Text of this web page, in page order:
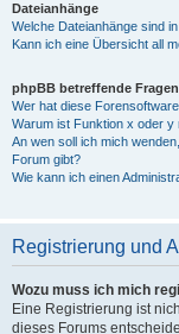
Dateianhänge
Welche Dateianhänge sind
Kann ich eine Übersicht all
phpBB betreffende Fragen
Wer hat diese
Warum ist Funktion x oder y
An wen soll ich mich
Forum gibt?
Wie kann ich einen
Registrierung und
Wozu muss ich mich
Eine Registrierung ist
dieses Forums